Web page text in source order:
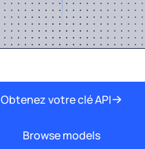
Obtenez votre clé API
Browse models